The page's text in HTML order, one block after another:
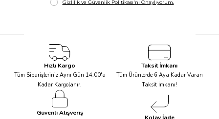
Hızlı Kargo
Tüm Siparişleriniz Aynı Gün 14.00'a
Kadar Kargolanır.
Taksit İmkanı
Tüm Ürünlerde 6 Aya Kadar Varan
Taksit İmkanı!
Güvenli Alışveriş